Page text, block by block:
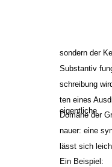
sondern der
Substantiv
schreibung
ten eines
eigentliche
Domäne der
nauer: eine
lässt sich
Ein Beispiel: